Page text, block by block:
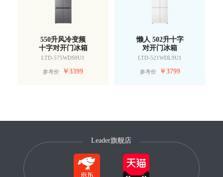
550升风冷变频
十字对开门冰箱
LTD-575WDS9U1
参考价 ￥3399
懒人 502升十字
对开门冰箱
LTD-521WDL9U1
参考价 ￥3799
Leader旗舰店